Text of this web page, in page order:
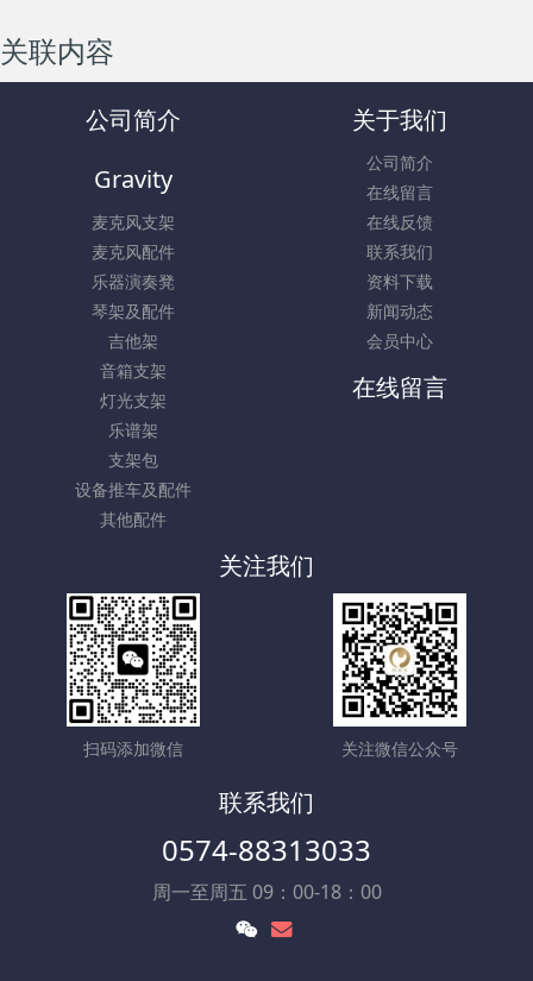
关联内容
公司简介 关于我们
公司简介
在线留言
在线反馈
联系我们
资料下载
新闻动态
会员中心
Gravity
麦克风支架
麦克风配件
乐器演奏凳
琴架及配件
吉他架
音箱支架
灯光支架
乐谱架
支架包
设备推车及配件
其他配件
在线留言
关注我们
扫码添加微信 关注微信公众号
联系我们
0574-88313033
周一至周五 09：00-18：00